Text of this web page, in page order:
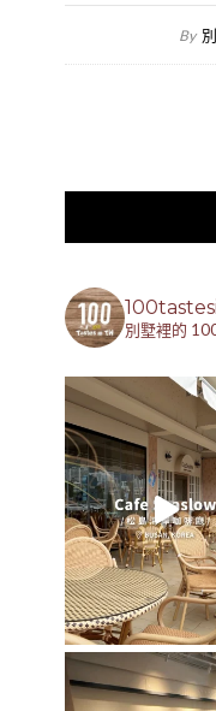
By
別墅裡的